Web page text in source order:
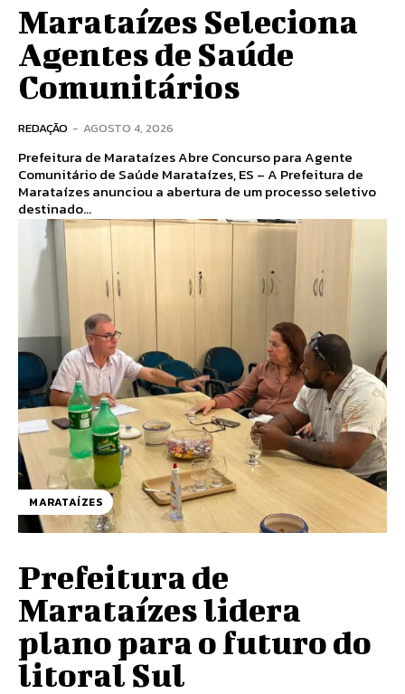
Marataízes Seleciona
Agentes de Saúde
Comunitários
REDAÇÃO - AGOSTO 4, 2026
Prefeitura de Marataízes Abre Concurso para Agente
Comunitário de Saúde Marataízes, ES – A Prefeitura de
Marataízes anunciou a abertura de um processo seletivo
destinado...
MARATAÍZES
Prefeitura de
Marataízes lidera
plano para o futuro do
litoral Sul